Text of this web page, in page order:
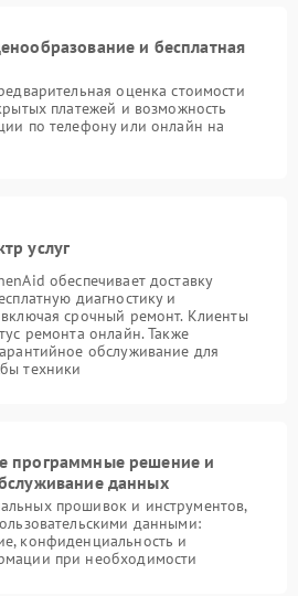
и бесплатная
оценка стоимости
платежей и возможность
по телефону или онлайн на
услуг
обеспечивает доставку
диагностику и
срочный ремонт. Клиенты
ремонта онлайн. Также
обслуживание для
техники
программные решение и
данных
прошивок и инструментов,
данными:
конфиденциальность и
при необходимости